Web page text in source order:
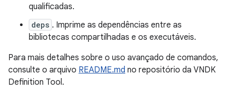
qualificadas.
deps . Imprime as dependências entre as
bibliotecas compartilhadas e os executáveis.
Para mais detalhes sobre o uso avançado de comandos,
consulte o arquivo README.md no repositório da VNDK
Definition Tool.